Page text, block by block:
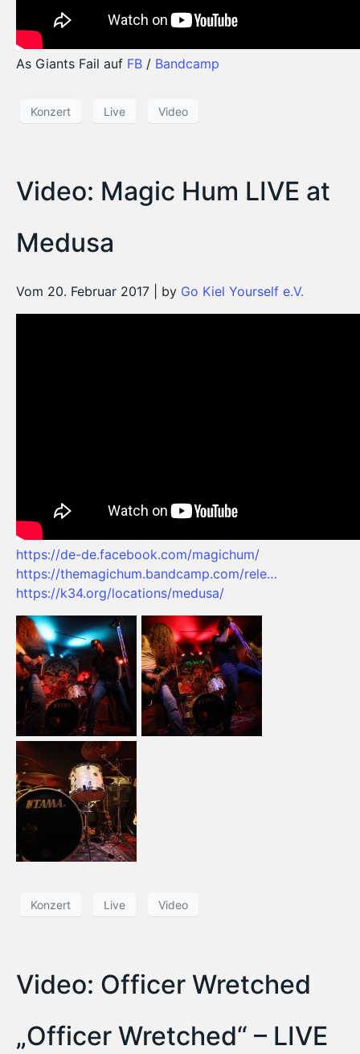
As Giants Fail auf FB / Bandcamp
Konzert Live Video
Video: Magic Hum LIVE at
Medusa
Vom 20. Februar 2017 | by Go Kiel Yourself e.V.
https://de-de.facebook.com/magichum/
https://themagichum.bandcamp.com/rele…
https://k34.org/locations/medusa/
Konzert Live Video
Video: Officer Wretched
„Officer Wretched“ – LIVE